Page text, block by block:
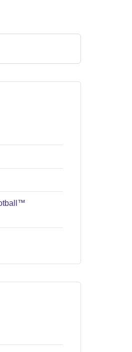
มารถพัฒนาสุราให้มีความ
งดื่มแอลกอฮอล์มากถึง 4